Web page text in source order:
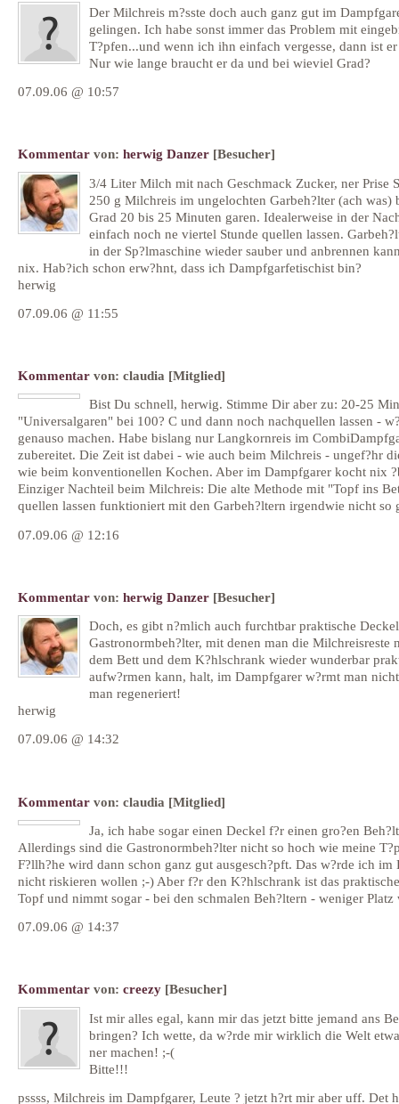
Der Milchreis m?sste doch auch ganz gut im
gelingen. Ich habe sonst immer das Problem mit
T?pfen...und wenn ich ihn einfach vergesse, dann ist
Nur wie lange braucht er da und bei wieviel Grad?
07.09.06 @ 10:57
Kommentar von: herwig Danzer [Besucher]
3/4 Liter Milch mit nach Geschmack Zucker, ner Prise
250 g Milchreis im ungelochten Garbeh?lter (ach was)
Grad 20 bis 25 Minuten garen. Idealerweise in der
einfach noch ne viertel Stunde quellen lassen.
in der Sp?lmaschine wieder sauber und anbrennen
nix. Hab?ich schon erw?hnt, dass ich Dampfgarfetischist bin?
herwig
07.09.06 @ 11:55
Kommentar von: claudia [Mitglied]
Bist Du schnell, herwig. Stimme Dir aber zu: 20-25
"Universalgaren" bei 100? C und dann noch nachquellen lassen -
genauso machen. Habe bislang nur Langkornreis im
zubereitet. Die Zeit ist dabei - wie auch beim Milchreis - ungef?hr
wie beim konventionellen Kochen. Aber im Dampfgarer kocht nix
Einziger Nachteil beim Milchreis: Die alte Methode mit "Topf ins
quellen lassen funktioniert mit den Garbeh?ltern irgendwie nicht so
07.09.06 @ 12:16
Kommentar von: herwig Danzer [Besucher]
Doch, es gibt n?mlich auch furchtbar praktische
Gastronormbeh?lter, mit denen man die Milchreisreste
dem Bett und dem K?hlschrank wieder wunderbar
aufw?rmen kann, halt, im Dampfgarer w?rmt man
man regeneriert!
herwig
07.09.06 @ 14:32
Kommentar von: claudia [Mitglied]
Ja, ich habe sogar einen Deckel f?r einen gro?en
Allerdings sind die Gastronormbeh?lter nicht so hoch wie meine
F?llh?he wird dann schon ganz gut ausgesch?pft. Das w?rde ich im
nicht riskieren wollen ;-) Aber f?r den K?hlschrank ist das
Topf und nimmt sogar - bei den schmalen Beh?ltern - weniger Platz
07.09.06 @ 14:37
Kommentar von: creezy [Besucher]
Ist mir alles egal, kann mir das jetzt bitte jemand ans
bringen? Ich wette, da w?rde mir wirklich die Welt
ner machen! ;-(
Bitte!!!
pssss, Milchreis im Dampfgarer, Leute ? jetzt h?rt mir aber uff. Det